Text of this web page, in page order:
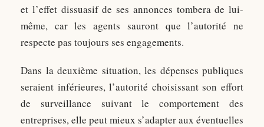
et l’effet dissuasif de ses annonces tombera de lui-
même, car les agents sauront que l’autorité ne
respecte pas toujours ses engagements.
Dans la deuxième situation, les dépenses publiques
seraient inférieures, l’autorité choisissant son effort
de surveillance suivant le comportement des
entreprises, elle peut mieux s’adapter aux éventuelles